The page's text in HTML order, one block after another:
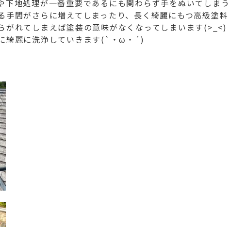
地処理が一番重要であるにも関わらず手をぬいてしまう
間がさらに増えてしまったり、長く綺麗にもつ高級塗料
がれてしまえば塗装の意味がなくなってしまいます(>_<)
綺麗に洗浄していきます(`・ω・´)